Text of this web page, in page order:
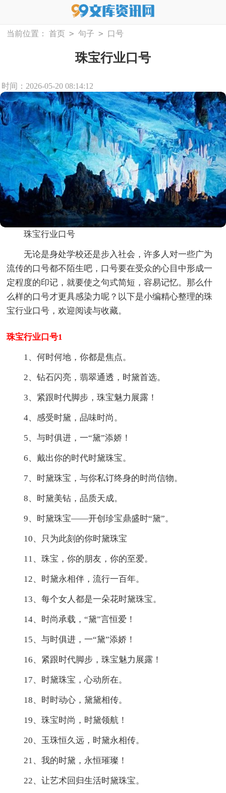
当前位置： 首页 > 句子 > 口号
珠宝行业口号
时间：2026-05-20 08:14:12
珠宝行业口号
无论是身处学校还是步入社会，许多人对一些广为
流传的口号都不陌生吧，口号要在受众的心目中形成一
定程度的印记，就要使之句式简短，容易记忆。那么什
么样的口号才更具感染力呢？以下是小编精心整理的珠
宝行业口号，欢迎阅读与收藏。
珠宝行业口号1
1、何时何地，你都是焦点。
2、钻石闪亮，翡翠通透，时黛首选。
3、紧跟时代脚步，珠宝魅力展露！
4、感受时黛，品味时尚。
5、与时俱进，一“黛”添娇！
6、戴出你的时代时黛珠宝。
7、时黛珠宝，与你私订终身的时尚信物。
8、时黛美钻，品质天成。
9、时黛珠宝——开创珍宝鼎盛时“黛”。
10、只为此刻的你时黛珠宝
11、珠宝，你的朋友，你的至爱。
12、时黛永相伴，流行一百年。
13、每个女人都是一朵花时黛珠宝。
14、时尚承载，“黛”言恒爱！
15、与时俱进，一“黛”添娇！
16、紧跟时代脚步，珠宝魅力展露！
17、时黛珠宝，心动所在。
18、时时动心，黛黛相传。
19、珠宝时尚，时黛领航！
20、玉珠恒久远，时黛永相传。
21、我的时黛，永恒璀璨！
22、让艺术回归生活时黛珠宝。